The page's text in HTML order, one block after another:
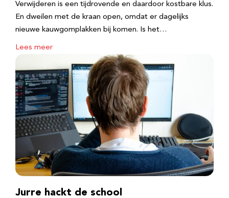
Verwijderen is een tijdrovende en daardoor kostbare klus.
En dweilen met de kraan open, omdat er dagelijks
nieuwe kauwgomplakken bij komen. Is het…
Lees meer
Jurre hackt de school